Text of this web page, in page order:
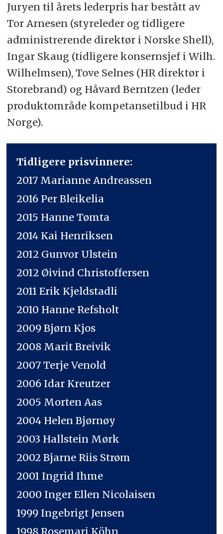
Juryen til årets lederpris har bestått av
Tor Arnesen (styreleder og tidligere
administrerende direktør i Norske Shell),
Ingar Skaug (tidligere konsernsjef i Wilh.
Wilhelmsen), Tove Selnes (HR direktør i
Storebrand) og Håvard Berntzen (leder
produktområde kompetansetilbud i HR
Norge).
Tidligere prisvinnere:
2017 Marianne Andreassen
2016 Per Bleikelia
2015 Hanne Tømta
2014 Kai Henriksen
2012 Gunvor Ulstein
2012 Øivind Christoffersen
2011 Erik Kjeldstadli
2010 Hanne Refsholt
2009 Bjørn Kjos
2008 Marit Breivik
2007 Terje Venold
2006 Idar Kreutzer
2005 Morten Aas
2004 Helen Bjørnøy
2003 Hallstein Mørk
2002 Bjarne Riis Strøm
2001 Ingrid Ihme
2000 Inger Ellen Nicolaisen
1999 Ingebrigt Jensen
1998 Rosemari Köhn